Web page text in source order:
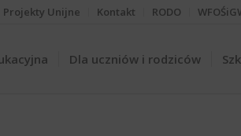
Projekty Unijne Kontakt RODO
Dla uczniów i rodziców